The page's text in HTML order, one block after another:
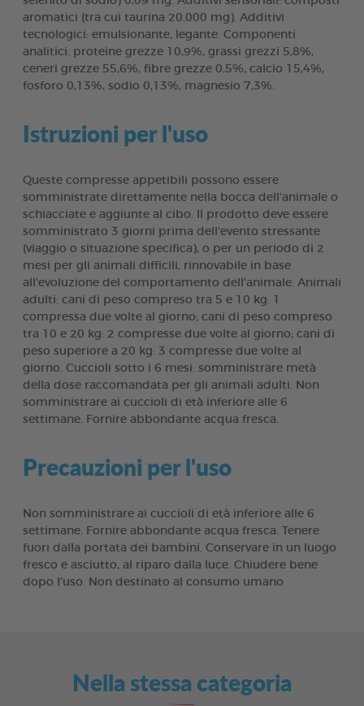
aromatici (tra cui taurina 20.000 mg). Additivi
tecnologici: emulsionante, legante. Componenti
analitici: proteine grezze 10,9%, grassi grezzi 5,8%,
ceneri grezze 55,6%, fibre grezze 0,5%, calcio 15,4%,
fosforo 0,13%, sodio 0,13%, magnesio 7,3%.
Istruzioni per l'uso
Queste compresse appetibili possono essere
somministrate direttamente nella bocca dell'animale o
schiacciate e aggiunte al cibo. Il prodotto deve essere
somministrato 3 giorni prima dell'evento stressante
(viaggio o situazione specifica), o per un periodo di 2
mesi per gli animali difficili, rinnovabile in base
all'evoluzione del comportamento dell'animale. Animali
adulti: cani di peso compreso tra 5 e 10 kg: 1
compressa due volte al giorno; cani di peso compreso
tra 10 e 20 kg: 2 compresse due volte al giorno; cani di
peso superiore a 20 kg: 3 compresse due volte al
giorno. Cuccioli sotto i 6 mesi: somministrare metà
della dose raccomandata per gli animali adulti. Non
somministrare ai cuccioli di età inferiore alle 6
settimane. Fornire abbondante acqua fresca.
Precauzioni per l'uso
Non somministrare ai cuccioli di età inferiore alle 6
settimane. Fornire abbondante acqua fresca. Tenere
fuori dalla portata dei bambini. Conservare in un luogo
fresco e asciutto, al riparo dalla luce. Chiudere bene
dopo l'uso. Non destinato al consumo umano
Nella stessa categoria